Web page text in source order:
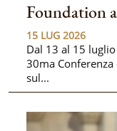
Foundation
15 LUG 2026
Dal 13 al 15
30ma
sul...